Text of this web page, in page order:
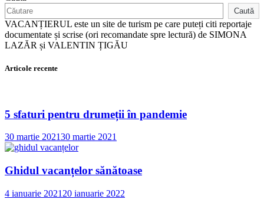
Caută
VACANȚIERUL este un site de turism pe care puteți citi reportaje
documentate și scrise (ori recomandate spre lectură) de SIMONA
LAZĂR și VALENTIN ȚIGĂU
Articole recente
5 sfaturi pentru drumeții în pandemie
30 martie 202130 martie 2021
Ghidul vacanțelor sănătoase
4 ianuarie 2021 20 ianuarie 2022